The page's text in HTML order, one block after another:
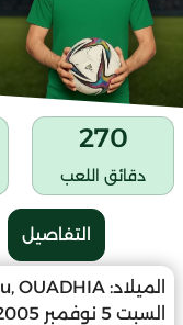
270
دقائق اللعب
التفاصيل
الميلاد: OUADHIA
السبت 5 نوفمبر 2005